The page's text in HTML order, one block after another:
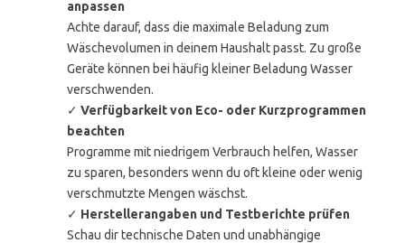
anpassen
Achte darauf, dass die maximale Beladung zum
Wäschevolumen in deinem Haushalt passt. Zu große
Geräte können bei häufig kleiner Beladung Wasser
verschwenden.
✓ Verfügbarkeit von Eco- oder Kurzprogrammen
beachten
Programme mit niedrigem Verbrauch helfen, Wasser
zu sparen, besonders wenn du oft kleine oder wenig
verschmutzte Mengen wäschst.
✓ Herstellerangaben und Testberichte prüfen
Schau dir technische Daten und unabhängige